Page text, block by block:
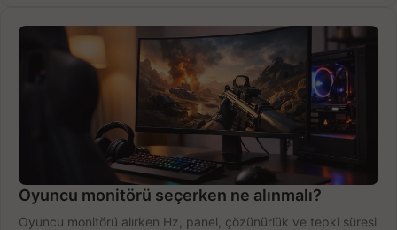
Oyuncu monitörü seçerken ne alınmalı?
Oyuncu monitörü alırken Hz, panel, çözünürlük ve tepki süresi